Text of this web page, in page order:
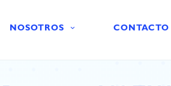
NOSOTROS CONTACTO